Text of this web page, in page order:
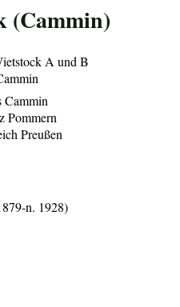
(Cammin)
A und B
Cammin
Pommern
Preußen
n. 1928)